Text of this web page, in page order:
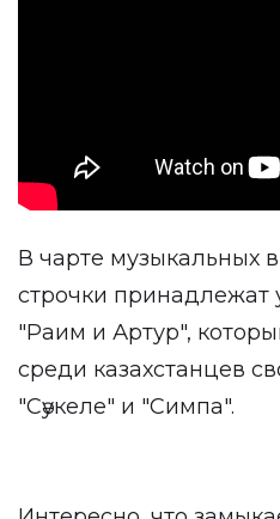
В чарте музыкальных
строчки принадлежат
"Раим и Артур",
среди казахстанцев
"Сәукеле" и "Симпа".